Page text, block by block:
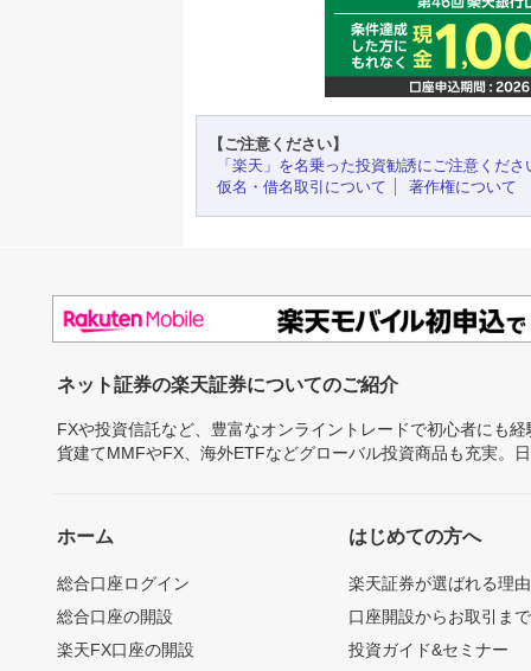
【ご注意ください】
「楽天」を名乗った投資勧誘にご注意くださ
仮名・借名取引について
著作権について
ネット証券の楽天証券についてのご紹介
FXや投資信託など、豊富なオンライントレードで初心者にも
貨建てMMFやFX、海外ETFなどグローバル投資商品も充実。
ホーム
総合口座ログイン
総合口座の開設
楽天FX口座の開設
はじめての方へ
楽天証券が選ばれる理由
口座開設からお取引ま
投資ガイド&セミナー